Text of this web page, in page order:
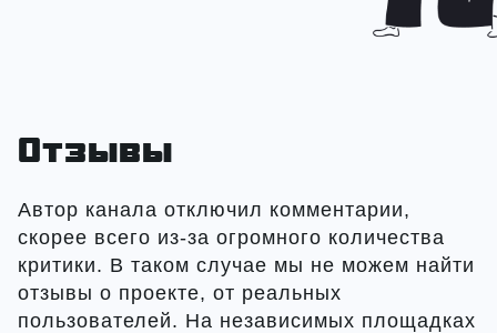
Отзывы
Автор канала отключил комментарии,
скорее всего из-за огромного количества
критики. В таком случае мы не можем найти
отзывы о проекте, от реальных
пользователей. На независимых площадках